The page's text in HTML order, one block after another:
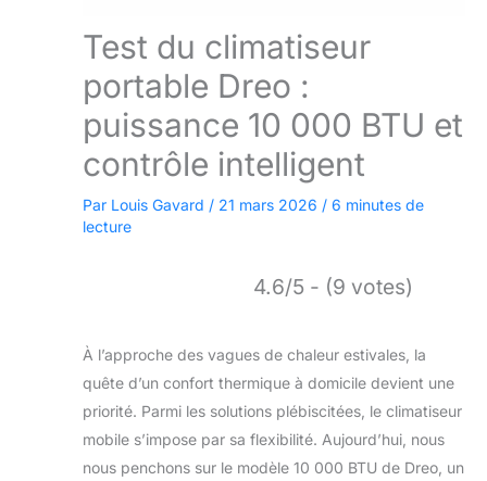
Test du climatiseur
portable Dreo :
puissance 10 000 BTU et
contrôle intelligent
Par Louis Gavard / 21 mars 2026 / 6 minutes de
lecture
4.6/5 - (9 votes)
À l’approche des vagues de chaleur estivales, la
quête d’un confort thermique à domicile devient une
priorité. Parmi les solutions plébiscitées, le climatiseur
mobile s’impose par sa flexibilité. Aujourd’hui, nous
nous penchons sur le modèle 10 000 BTU de Dreo, un